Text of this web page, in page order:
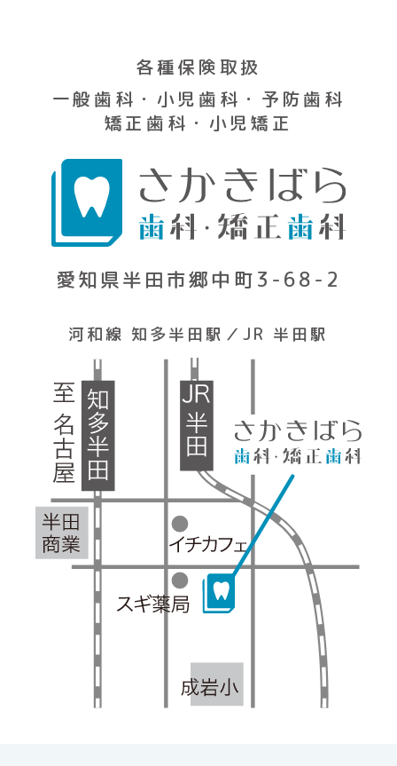
各種保険取扱
一般歯科・小児歯科・予防歯科
矯正歯科・小児矯正
愛知県半田市郷中町3-68-2
河和線 知多半田駅／JR 半田駅